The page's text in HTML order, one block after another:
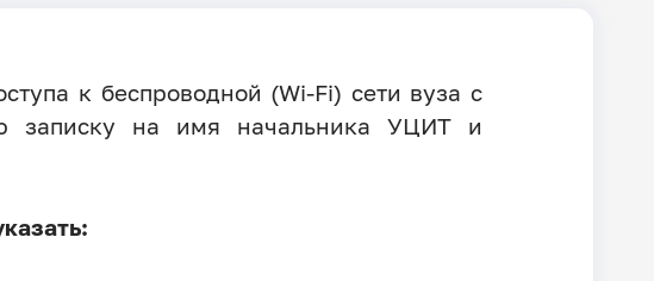
к беспроводной (Wi-Fi) сети вуза с
записку на имя начальника УЦИТ и